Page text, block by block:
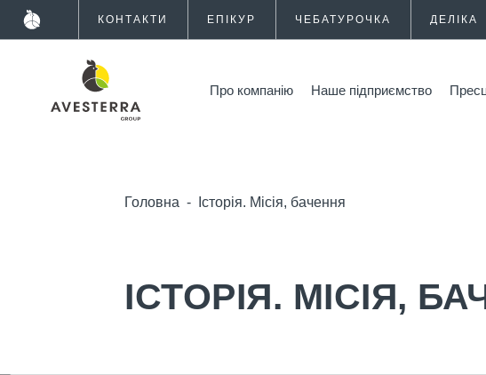
КОНТАКТИ ЕПІКУР ЧЕБАТУРОЧКА ДЕЛІКА
Про компанію Наше підприємство
Головна - Історія. Місія, бачення
ІСТОРІЯ. МІСІЯ,